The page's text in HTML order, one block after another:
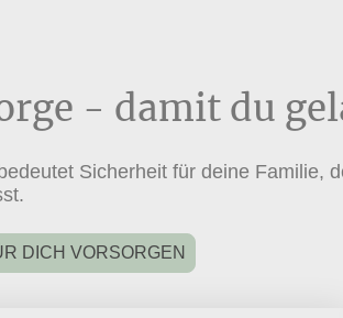
- damit du
Sicherheit für deine Familie,
DICH VORSORGEN